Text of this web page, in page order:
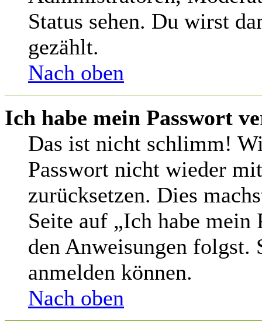
Status sehen. Du wirst
gezählt.
Nach oben
Ich habe mein Passwort
Das ist nicht schlimm!
Passwort nicht wieder
zurücksetzen. Dies
Seite auf „Ich habe mein
den Anweisungen folgst.
anmelden können.
Nach oben